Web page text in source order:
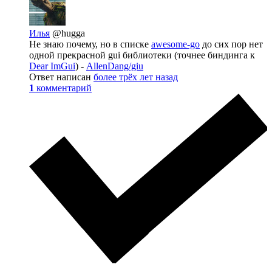
Илья @hugga
Не знаю почему, но в списке awesome-go до сих пор нет
одной прекрасной gui библиотеки (точнее биндинга к
Dear ImGui) - AllenDang/giu
Ответ написан более трёх лет назад
1 комментарий